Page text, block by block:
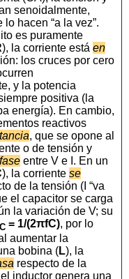
senoidalmente,
hacen “a la vez”.
es puramente
), la corriente está en
los cruces por cero
y la potencia
positiva (la
energía). En cambio,
reactivos
, que se opone al
o de tensión y
entre V e I. En un
), la corriente se
de la tensión (I “va
el capacitor se carga
la variación de V; su
C = 1/(2πfC), por lo
aumentar la
bobina (L), la
respecto de la
inductor genera una